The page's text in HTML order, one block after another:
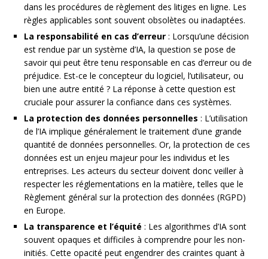
dans les procédures de règlement des litiges en ligne. Les
règles applicables sont souvent obsolètes ou inadaptées.
La responsabilité en cas d’erreur : Lorsqu’une décision
est rendue par un système d’IA, la question se pose de
savoir qui peut être tenu responsable en cas d’erreur ou de
préjudice. Est-ce le concepteur du logiciel, l’utilisateur, ou
bien une autre entité ? La réponse à cette question est
cruciale pour assurer la confiance dans ces systèmes.
La protection des données personnelles : L’utilisation
de l’IA implique généralement le traitement d’une grande
quantité de données personnelles. Or, la protection de ces
données est un enjeu majeur pour les individus et les
entreprises. Les acteurs du secteur doivent donc veiller à
respecter les réglementations en la matière, telles que le
Règlement général sur la protection des données (RGPD)
en Europe.
La transparence et l’équité : Les algorithmes d’IA sont
souvent opaques et difficiles à comprendre pour les non-
initiés. Cette opacité peut engendrer des craintes quant à